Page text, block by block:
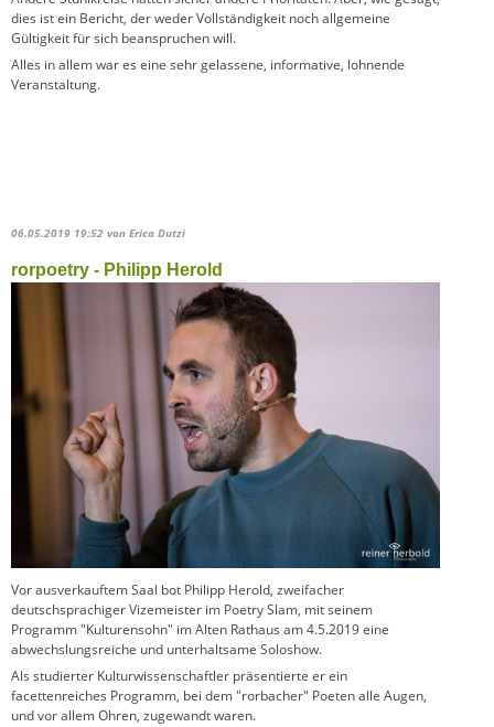
dies ist ein Bericht, der weder Vollständigkeit noch allgemeine
Gültigkeit für sich beanspruchen will.
Alles in allem war es eine sehr gelassene, informative, lohnende
Veranstaltung.
06.05.2019 19:52 von Erica Dutzi
rorpoetry - Philipp Herold
Vor ausverkauftem Saal bot Philipp Herold, zweifacher
deutschsprachiger Vizemeister im Poetry Slam, mit seinem
Programm "Kulturensohn" im Alten Rathaus am 4.5.2019 eine
abwechslungsreiche und unterhaltsame Soloshow.
Als studierter Kulturwissenschaftler präsentierte er ein
facettenreiches Programm, bei dem "rorbacher" Poeten alle Augen,
und vor allem Ohren, zugewandt waren.